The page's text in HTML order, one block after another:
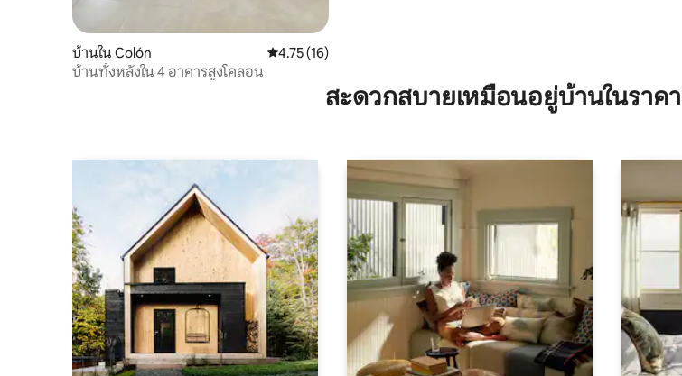
บ้านใน Colón คะแนนเฉลี่ย 4.75 จาก 5, 16 รีวิว
4.75 (16)
บ้านทั้งหลังใน 4 อาคารสูงโคลอน
สะดวกสบายเหมือนอยู่บ้านในรา